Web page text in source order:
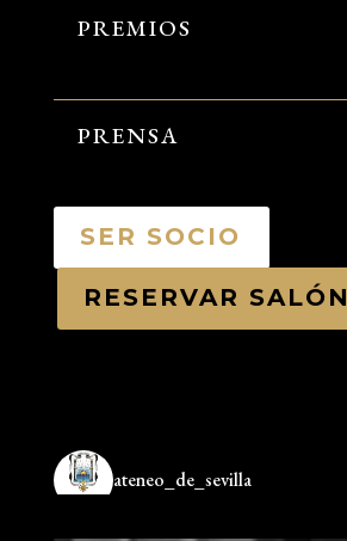
PREMIOS
PRENSA
SER SOCIO
RESERVAR SALÓN
ateneo_de_sevilla